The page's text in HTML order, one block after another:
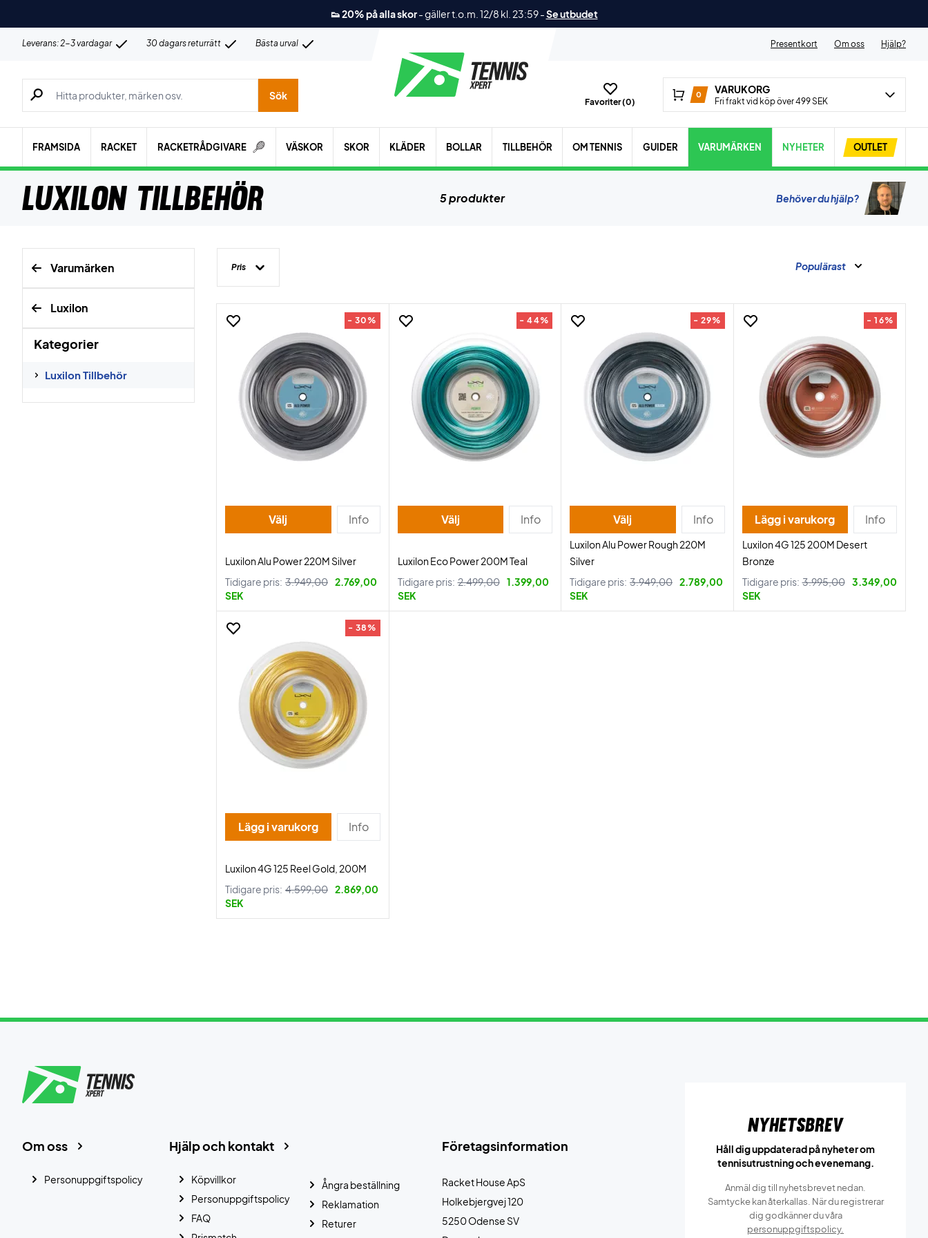
👟 20% på alla skor-gäller t.o.m. 12/8 kl. 23:59-Se utbudet
Leverans: 2-3 vardagar 30 dagars returrätt Bästa urval Presentkort Om oss Hjälp?
Sök efter produkter, märken osv.
Sök
Favoriter (0)
0 VARUKORG
Fri frakt vid köp över 499 SEK
FRAMSIDA RACKET RACKETRÅDGIVARE VÄSKOR SKOR KLÄDER BOLLAR TILLBEHÖR OM TENNIS GUIDER VARUMÄRKEN NYHETER OUTLET
Luxilon Tillbehör 5 produkter Behöver du hjälp?
Varumärken
Luxilon
Kategorier
Luxilon Tillbehör
Pris Populärast
- 30%
Välj Info
Luxilon Alu Power 220M Silver
Tidigare pris: 3.949,00 2.769,00
SEK
- 44%
Välj Info
Luxilon Eco Power 200M Teal
Tidigare pris: 2.499,00 1.399,00
SEK
- 29%
Välj Info
Luxilon Alu Power Rough 220M
Silver
Tidigare pris: 3.949,00 2.789,00
SEK
- 16%
Lägg i varukorg Info
Luxilon 4G 125 200M Desert
Bronze
Tidigare pris: 3.995,00 3.349,00
SEK
- 38%
Lägg i varukorg Info
Luxilon 4G 125 Reel Gold, 200M
Tidigare pris: 4.599,00 2.869,00
SEK
Företagsinformation
Racket House ApS
Holkebjergvej 120
5250 Odense SV
Hjälp och kontakt
Köpvillkor
Personuppgiftspolicy
FAQ
Ångra beställning
Reklamation
Returer
Om oss
Personuppgiftspolicy
Nyhetsbrev
Håll dig uppdaterad på nyheter om
tennisutrustning och evenemang.
Anmäl dig till nyhetsbrevet nedan.
Samtycke kan återkallas. När du registrerar
dig godkänner du våra
personuppgiftspolicy.